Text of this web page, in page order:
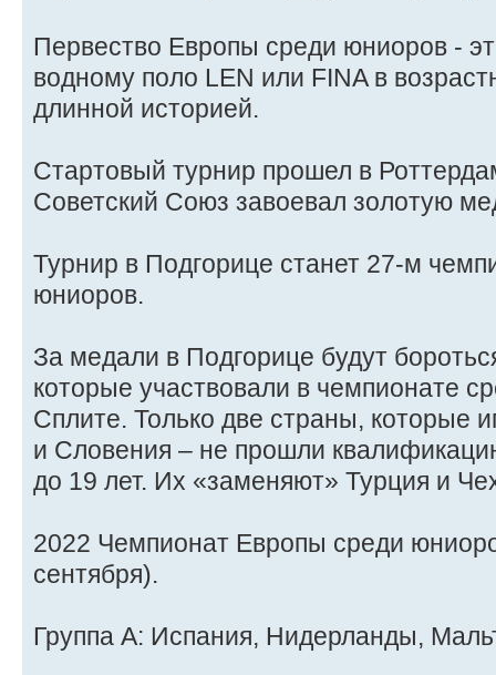
Первество Европы среди юниоров -
водному поло LEN или FINA в
длинной историей.
Стартовый турнир прошел в
Советский Союз завоевал золотую
Турнир в Подгорице станет 27-м
юниоров.
За медали в Подгорице будут
которые участвовали в чемпионате
Сплите. Только две страны, которые
и Словения – не прошли
до 19 лет. Их «заменяют» Турция и
2022 Чемпионат Европы среди
сентября).
Группа А: Испания, Нидерланды,